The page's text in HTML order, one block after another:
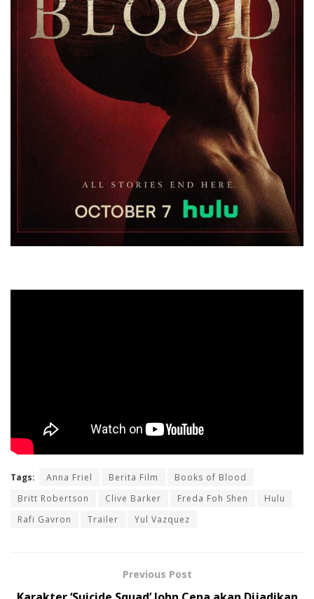
Tags: Anna Friel Berita Film
Books of Blood
Britt Robertson
Clive Barker Freda Foh Shen
Hulu
Rafi Gavron
Trailer Yul Vazquez
Previous Post